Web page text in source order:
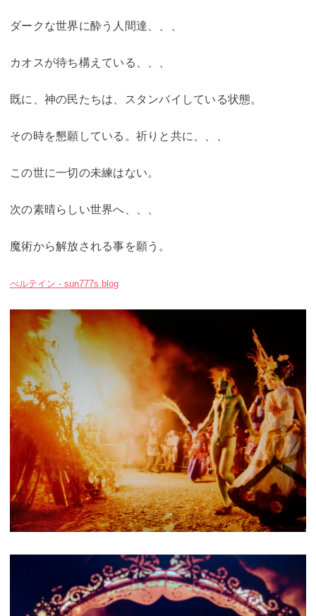
ダークな世界に酔う人間達、、、
カオスが待ち構えている、、、
既に、神の民たちは、スタンバイしている状態。
その時を懇願している。祈りと共に、、、
この世に一切の未練はない。
次の素晴らしい世界へ、、、
魔術から解放される事を願う。
べルテイン - sun777s blog